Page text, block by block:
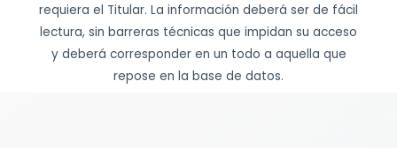
requiera el Titular. La información deberá ser de fácil
lectura, sin barreras técnicas que impidan su acceso
y deberá corresponder en un todo a aquella que
repose en la base de datos.